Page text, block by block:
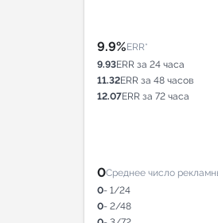
9.9%ERR*
9.93ERR за 24 часа
11.32ERR за 48 часов
12.07ERR за 72 часа
0Среднее число
0- 1/24
0- 2/48